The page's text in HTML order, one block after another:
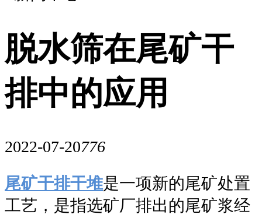
脱水筛在尾矿干
排中的应用
2022-07-20776
尾矿干排干堆是一项新的尾矿处置
工艺，是指选矿厂排出的尾矿浆经